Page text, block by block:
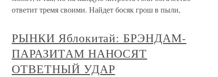
ответит тремя своими. Найдет босяк грош в пыли,
РЫНКИ Яблокитай: БРЭНДАМ-
ПАРАЗИТАМ НАНОСЯТ
ОТВЕТНЫЙ УДАР